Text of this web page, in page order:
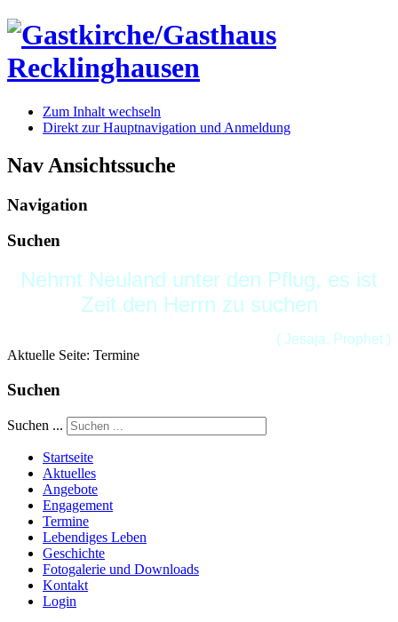
Zum Inhalt wechseln
Direkt zur Hauptnavigation und Anmeldung
Nav Ansichtssuche
Navigation
Suchen
Nehmt Neuland unter den Pflug, es ist
Zeit den Herrn zu suchen
( Jesaja, Prophet )
Aktuelle Seite: Termine
Suchen
Suchen ...
Startseite
Aktuelles
Angebote
Engagement
Termine
Lebendiges Leben
Geschichte
Fotogalerie und Downloads
Kontakt
Login